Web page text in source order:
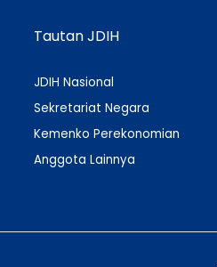
Tautan JDIH
JDIH Nasional
Sekretariat Negara
Kemenko Perekonomian
Anggota Lainnya